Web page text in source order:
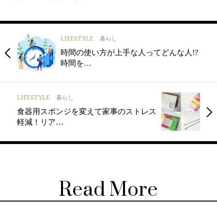
LIFESTYLE 暮らし
時間の使い方が上手な人ってどんな人!?
時間を…
LIFESTYLE 暮らし
食器用スポンジを変えて家事のストレス
軽減！リア…
Read More